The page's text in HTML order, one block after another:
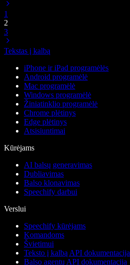
1
2
3
Tekstas į kalbą
iPhone ir iPad programėlės
Android programėlė
Mac programėlė
Windows programėlė
Žiniatinklio programėlė
Chrome plėtinys
Edge plėtinys
Atsisiuntimai
Kūrėjams
AI balsų generavimas
Dubliavimas
Balso klonavimas
Speechify darbui
Verslui
Speechify kūrėjams
Komandoms
Švietimui
Teksto į kalbą API dokumentacija
Balso agentų API dokumentacija